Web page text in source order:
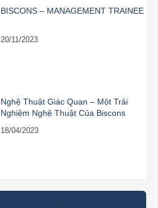
BISCONS – MANAGEMENT TRAINEE
20/11/2023
Nghệ Thuật Giác Quan – Một Trải
Nghiệm Nghệ Thuật Của Biscons
18/04/2023